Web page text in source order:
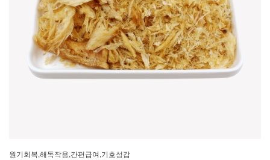
원기회복,해독작용,간편급여,기호성갑